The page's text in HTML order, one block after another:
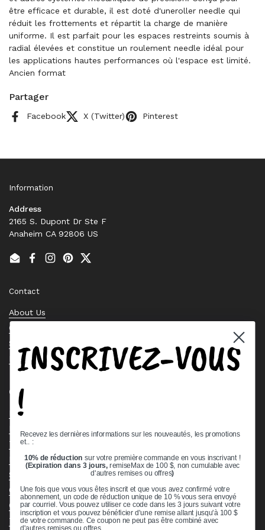
être efficace et durable, il est doté d'uneroller needle qui
réduit les frottements et répartit la charge de manière
uniforme. Il est parfait pour les espaces restreints soumis à
radial élevées et constitue un roulement needle idéal pour
les applications hautes performances où l'espace est limité.
Ancien format
Partager
Facebook X (Twitter) Pinterest
Information
Address
2165 S. Dupont Dr Ste F
Anaheim CA 92806 US
EmailFacebook
Instagram
PinterestTwitter
Contact
About Us
Contact Us
Stock Check
Request a Quote
Quick links
Bearing Knowledge Center
Terms & Conditions
Return & Refund Policy
Shipping Policy
Open Cookie Banner
Comprehensive Guide to Ball Bearings
Track your Order
INSCRIVEZ-VOUS
!
Recevez les dernières informations sur les nouveautés, les promotions
et.. :
10% de réduction sur votre première commande en vous inscrivant !
(Expiration dans 3 jours,remiseMax de 100 $, non cumulable avec
d'autres remises ou offres)
Une fois que vous vous êtes inscrit et que vous avez confirmé votre
abonnement, un code de réduction unique de 10 % vous sera envoyé
par courriel. Vous pouvez utiliser ce code dans les 3 jours suivant votre
inscription et vous pouvez bénéficier d'une remise allant jusqu'à 100 $
de votre commande. Ce coupon ne peut pas être combiné avec
d'autres remises ou offres.